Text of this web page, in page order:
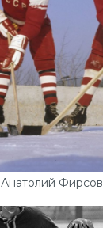
Анатолий Фирсов